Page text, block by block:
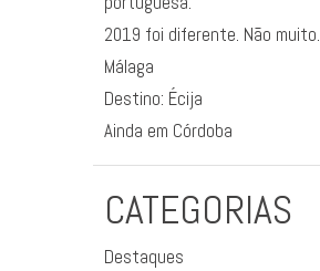
2019 foi diferente. Não muito.
Málaga
Destino: Écija
Ainda em Córdoba
CATEGORIAS
Destaques